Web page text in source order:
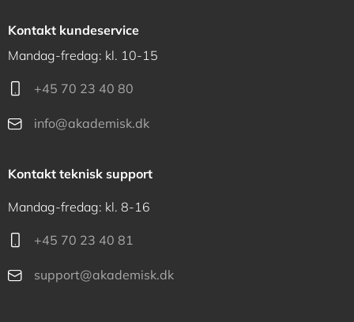
Kontakt kundeservice
Mandag-fredag: kl. 10-15
+45 70 23 40 80
info@akademisk.dk
Kontakt teknisk support
Mandag-fredag: kl. 8-16
+45 70 23 40 81
support@akademisk.dk